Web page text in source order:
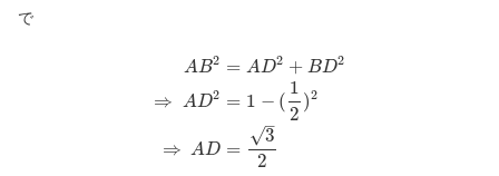
で
AB2
⇒ AD2
⇒ AD
= AD2 + BD2
= 1 − (
1
2
)2
=
3
–
√
2